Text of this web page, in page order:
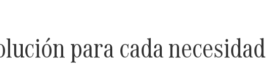
para cada necesidad